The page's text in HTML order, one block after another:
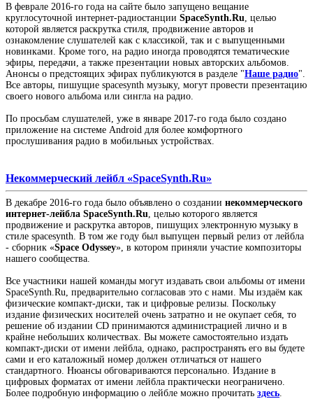
В феврале 2016-го года на сайте было запущено вещание
круглосуточной интернет-радиостанции SpaceSynth.Ru , целью
которой является раскрутка стиля, продвижение авторов и
ознакомление слушателей как с классикой, так и с выпущенными
новинками. Кроме того, на радио иногда проводятся тематические
эфиры, передачи, а также презентации новых авторских альбомов.
Анонсы о предстоящих эфирах публикуются в разделе "Наше радио".
Все авторы, пишущие spacesynth музыку, могут провести презентацию
своего нового альбома или сингла на радио.
По просьбам слушателей, уже в январе 2017-го года было создано
приложение на системе Android для более комфортного
прослушивания радио в мобильных устройствах.
Некоммерческий лейбл «SpaceSynth.Ru»
В декабре 2016-го года было объявлено о создании некоммерческого
интернет-лейбла SpaceSynth.Ru , целью которого является
продвижение и раскрутка авторов, пишущих электронную музыку в
стиле spacesynth. В том же году был выпущен первый релиз от лейбла
- сборник «Space Odyssey», в котором приняли участие композиторы
нашего сообщества.
Все участники нашей команды могут издавать свои альбомы от имени
SpaceSynth.Ru, предварительно согласовав это с нами. Мы издаём как
физические компакт-диски, так и цифровые релизы. Поскольку
издание физических носителей очень затратно и не окупает себя, то
решение об издании CD принимаются администрацией лично и в
крайне небольших количествах. Вы можете самостоятельно издать
компакт-диски от имени лейбла, однако, распространять его вы будете
сами и его каталожный номер должен отличаться от нашего
стандартного. Нюансы обговариваются персонально. Издание в
цифровых форматах от имени лейбла практически неограничено.
Более подробную информацию о лейбле можно прочитать здесь